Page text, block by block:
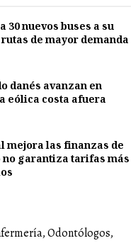
nuevos buses a su
de mayor demanda
danés avanzan en
eólica costa afuera
las finanzas de
garantiza tarifas más
Odontólogos,